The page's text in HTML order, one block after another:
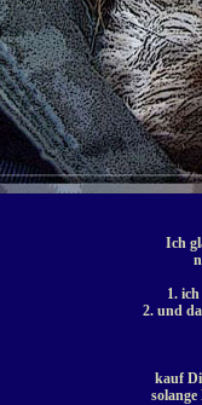
Ich
1.
2. und
kauf